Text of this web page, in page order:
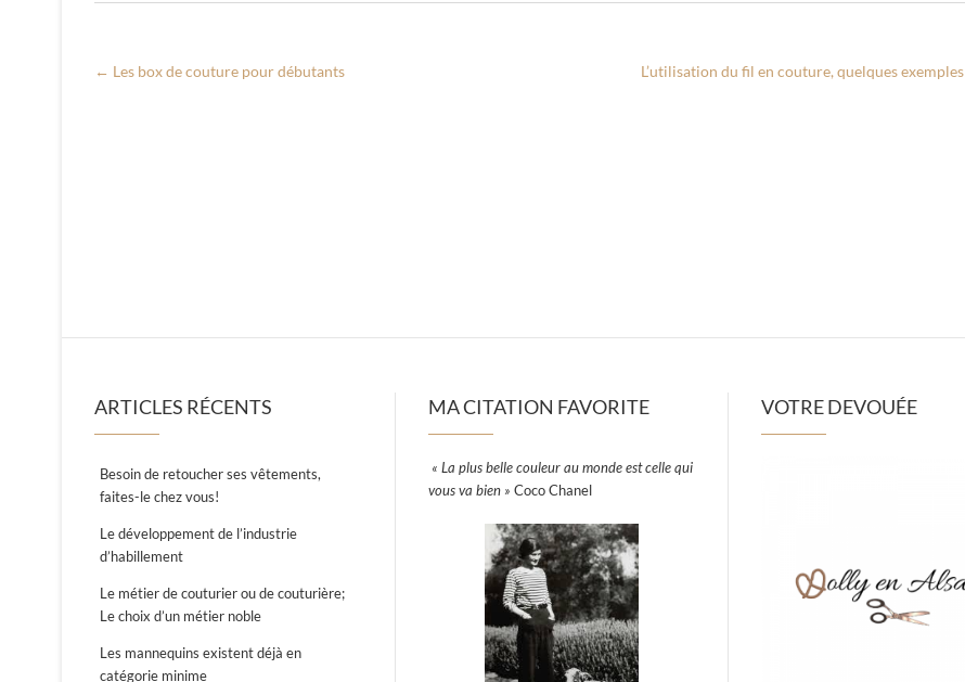
← Les box de couture pour débutants L’utilisation du fil en couture, quelques exemples
ARTICLES RÉCENTS
Besoin de retoucher ses vêtements,
faites-le chez vous!
Le développement de l’industrie
d’habillement
Le métier de couturier ou de couturière;
Le choix d’un métier noble
Les mannequins existent déjà en
catégorie minime
MA CITATION FAVORITE
« La plus belle couleur au monde est celle qui
vous va bien » Coco Chanel
VOTRE DEVOUÉE